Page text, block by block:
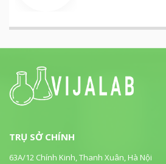
TRỤ SỞ CHÍNH
63A/12 Chính Kinh, Thanh Xuân, Hà Nội